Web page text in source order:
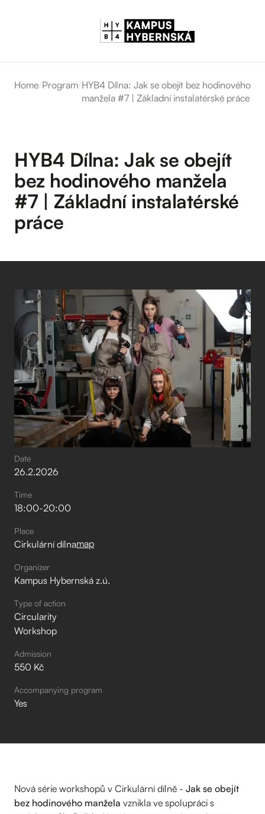
Home/Program/HYB4 Dílna: Jak se obejít bez hodinového
manžela #7 | Základní instalatérské práce
HYB4 Dílna: Jak se obejít
bez hodinového manžela
#7 | Základní instalatérské
práce
Date
26.2.2026
Time
18:00-20:00
Place
Cirkulární dílnamap
Organizer
Kampus Hybernská z.ú.
Type of action
Circularity
Workshop
Admission
550 Kč
Accompanying program
Yes
Nová série workshopů v Cirkulární dílně - Jak se obejít
bez hodinového manžela vznikla ve spolupráci s